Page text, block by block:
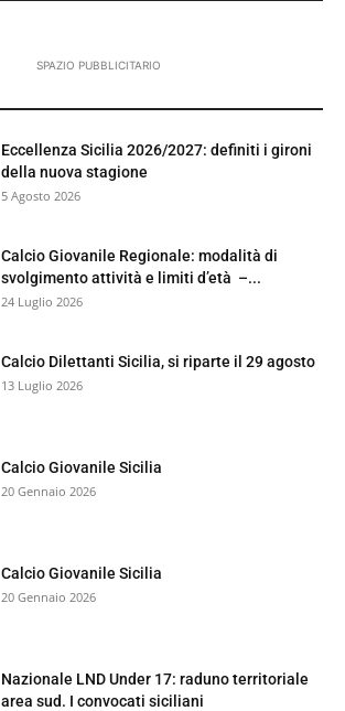
SPAZIO PUBBLICITARIO
Eccellenza Sicilia 2026/2027: definiti i gironi
della nuova stagione
5 Agosto 2026
Calcio Giovanile Regionale: modalità di
svolgimento attività e limiti d’età –...
24 Luglio 2026
Calcio Dilettanti Sicilia, si riparte il 29 agosto
13 Luglio 2026
Calcio Giovanile Sicilia
20 Gennaio 2026
Calcio Giovanile Sicilia
20 Gennaio 2026
Nazionale LND Under 17: raduno territoriale
area sud. I convocati siciliani